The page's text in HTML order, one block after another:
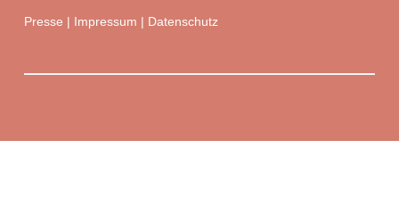
Presse Impressum Datenschutz